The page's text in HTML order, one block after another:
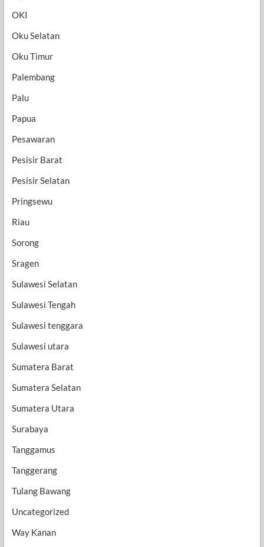
OKI
Oku Selatan
Oku Timur
Palembang
Palu
Papua
Pesawaran
Pesisir Barat
Pesisir Selatan
Pringsewu
Riau
Sorong
Sragen
Sulawesi Selatan
Sulawesi Tengah
Sulawesi tenggara
Sulawesi utara
Sumatera Barat
Sumatera Selatan
Sumatera Utara
Surabaya
Tanggamus
Tanggerang
Tulang Bawang
Uncategorized
Way Kanan